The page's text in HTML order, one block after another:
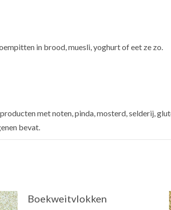
in brood, muesli, yoghurt of eet ze zo.
met noten, pinda, mosterd, selderij,
bevat.
Boekweitvlokken